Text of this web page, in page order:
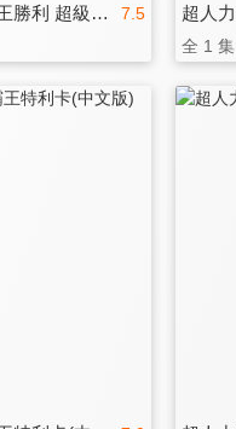
7.5
超人力霸王勝利 超級戰鬥(中文版)
全 1 集